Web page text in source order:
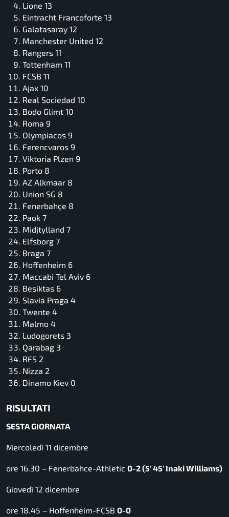
Lione 13
Eintracht Francoforte 13
Galatasaray 12
Manchester United 12
Rangers 11
Tottenham 11
FCSB 11
Ajax 10
Real Sociedad 10
Bodo Glimt 10
Roma 9
Olympiacos 9
Ferencvaros 9
Viktoria Plzen 9
Porto 8
AZ Alkmaar 8
Union SG 8
Fenerbahçe 8
Paok 7
Midjtylland 7
Elfsborg 7
Braga 7
Hoffenheim 6
Maccabi Tel Aviv 6
Besiktas 6
Slavia Praga 4
Twente 4
Malmo 4
Ludogorets 3
Qarabag 3
RFS 2
Nizza 2
Dinamo Kiev 0
RISULTATI
SESTA GIORNATA
Mercoledì 11 dicembre
ore 16.30 – Fenerbahce-Athletic 0-2 (5′ 45′ Inaki Williams)
Giovedì 12 dicembre
ore 18.45 – Hoffenheim-FCSB 0-0